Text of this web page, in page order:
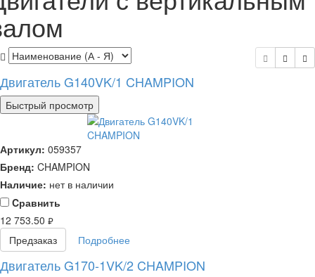
Двигатель G140VK/1 CHAMPION
Быстрый просмотр
Артикул: 059357
Бренд: CHAMPION
Наличие: нет в наличии
Cравнить
12 753.50 руб.
Предзаказ Подробнее
Двигатель G170-1VK/2 CHAMPION